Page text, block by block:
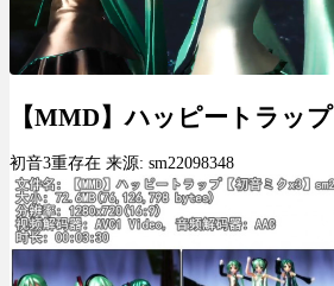
【MMD】ハッピートラップ
初音3重存在 来源: sm22098348